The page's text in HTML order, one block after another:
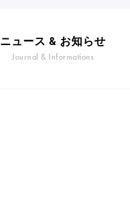
ニュース & お知らせ
Journal & Informations